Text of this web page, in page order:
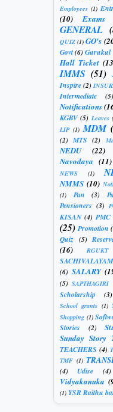
Employees (1)
(10) Exams
GENERAL
QUIZ (1) GO's
Govt(6)Gurukul
Hall Ticket
IMMS (51)
Inspire(2)
Intermediate (5)
Notifications
KGBV (5) Leaves
LIP (1) MDM
(2) MTS (2)
NEDU
(22)
Navodaya (11)
NEWS (1)
NMMS (10)
(1)
Pan (3)
Pensioners (3)
KISAN (4) PMC
(25) Promotion
Quiz (5)
(16) RGUKT
SACHIVALAYAM
(6) SALARY
(5) SAPTHAGIRI
Scholarship (3)
School grants (1)
Shopping (1)
Stories
(2)
Sunday Story
TEACHERS (4)
TMF (1)
(4) Udise (4)
Vidyakanuka
(1) YSR Raithu